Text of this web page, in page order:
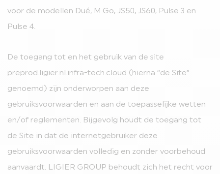
voor de modellen Dué, M.Go, JS50, JS60, Pulse 3 en
Pulse 4.
De toegang tot en het gebruik van de site
preprod.ligier.nl.infra-tech.cloud (hierna “de Site”
genoemd) zijn onderworpen aan deze
gebruiksvoorwaarden en aan de toepasselijke wetten
en/of reglementen. Bijgevolg houdt de toegang tot
de Site in dat de internetgebruiker deze
gebruiksvoorwaarden volledig en zonder voorbehoud
aanvaardt. LIGIER GROUP behoudt zich het recht voor